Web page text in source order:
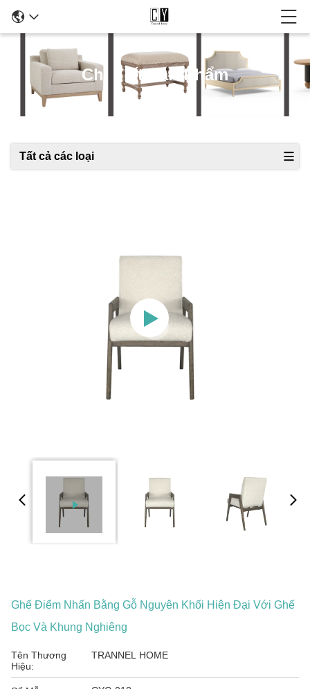
Chi Tiết Sản Phẩm
Tất cả các loại
Ghế Điểm Nhấn Bằng Gỗ Nguyên Khối Hiện Đại Với Ghế
Bọc Và Khung Nghiêng
Tên Thương
Hiệu:
TRANNEL HOME